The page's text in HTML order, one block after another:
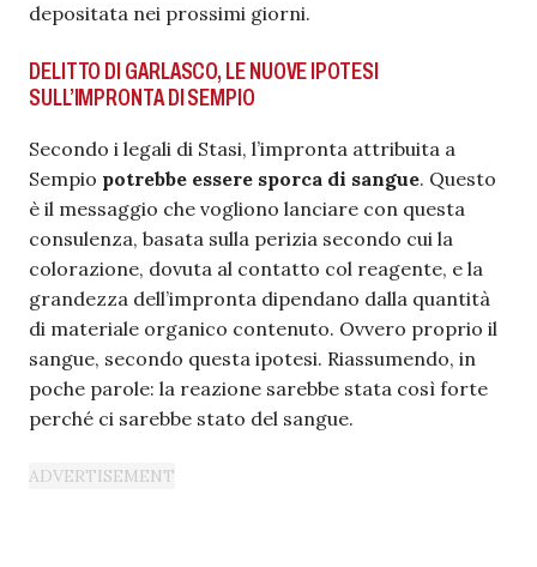
depositata nei prossimi giorni.
DELITTO DI GARLASCO, LE NUOVE IPOTESI
SULL’IMPRONTA DI SEMPIO
Secondo i legali di Stasi, l’impronta attribuita a
Sempio potrebbe essere sporca di sangue. Questo
è il messaggio che vogliono lanciare con questa
consulenza, basata sulla perizia secondo cui la
colorazione, dovuta al contatto col reagente, e la
grandezza dell’impronta dipendano dalla quantità
di materiale organico contenuto. Ovvero proprio il
sangue, secondo questa ipotesi. Riassumendo, in
poche parole: la reazione sarebbe stata così forte
perché ci sarebbe stato del sangue.